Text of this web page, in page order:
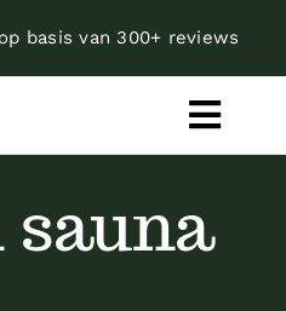
basis van 300+ reviews
sauna